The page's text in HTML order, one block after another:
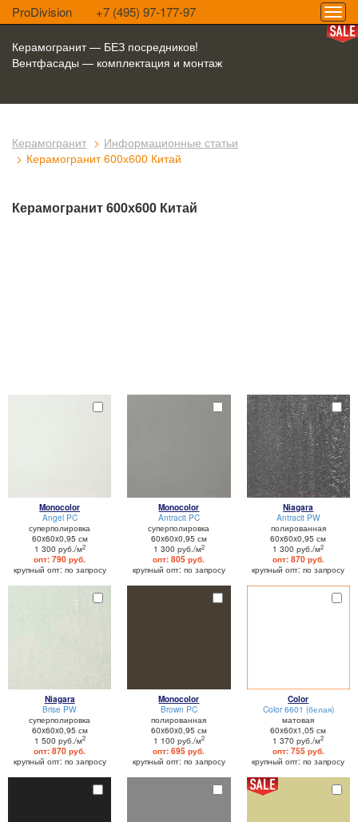
ProDivision +7 (495) 97-177-97
Керамогранит — БЕЗ посредников!
Вентфасады — комплектация и монтаж
Керамогранит
Информационные статьи
Керамогранит 600х600 Китай
Керамогранит 600х600 Китай
Monocolor
Angel PC
суперполировка
60x60x0,95 см
1 300 руб./м2
опт: 790 руб.
крупный опт: по запросу
Monocolor
Antracit PC
суперполировка
60x60x0,95 см
1 300 руб./м2
опт: 805 руб.
крупный опт: по запросу
Niagara
Antracit PW
полированная
60x60x0,95 см
1 300 руб./м2
опт: 870 руб.
крупный опт: по запросу
Niagara
Brise PW
суперполировка
60x60x0,95 см
1 500 руб./м2
опт: 870 руб.
крупный опт: по запросу
Monocolor
Brown PC
полированная
60x60x0,95 см
1 100 руб./м2
опт: 695 руб.
крупный опт: по запросу
Color
Color 6601 (белая)
матовая
60x60x1,05 см
1 370 руб./м2
опт: 755 руб.
крупный опт: по запросу